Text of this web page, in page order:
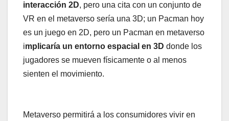
interacción 2D, pero una cita con un conjunto de
VR en el metaverso sería una 3D; un Pacman hoy
es un juego en 2D, pero un Pacman en metaverso
implicaría un entorno espacial en 3D donde los
jugadores se mueven físicamente o al menos
sienten el movimiento.
Metaverso permitirá a los consumidores vivir en